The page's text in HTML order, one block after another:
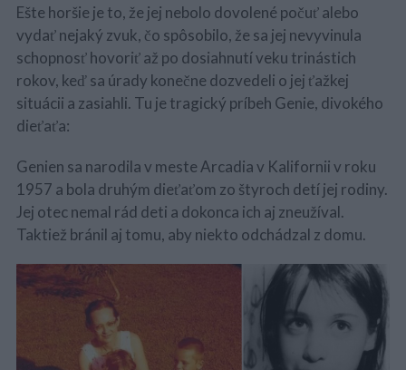
Ešte horšie je to, že jej nebolo dovolené počuť alebo
vydať nejaký zvuk, čo spôsobilo, že sa jej nevyvinula
schopnosť hovoriť až po dosiahnutí veku trinástich
rokov, keď sa úrady konečne dozvedeli o jej ťažkej
situácii a zasiahli. Tu je tragický príbeh Genie, divokého
dieťaťa:
Genien sa narodila v meste Arcadia v Kalifornii v roku
1957 a bola druhým dieťaťom zo štyroch detí jej rodiny.
Jej otec nemal rád deti a dokonca ich aj zneužíval.
Taktiež bránil aj tomu, aby niekto odchádzal z domu.